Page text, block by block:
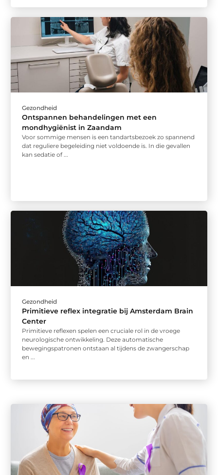
Gezondheid
Ontspannen behandelingen met een
mondhygiënist in Zaandam
Voor sommige mensen is een tandartsbezoek zo spannend
dat reguliere begeleiding niet voldoende is. In die gevallen
kan sedatie of ...
Gezondheid
Primitieve reflex integratie bij Amsterdam Brain
Center
Primitieve reflexen spelen een cruciale rol in de vroege
neurologische ontwikkeling. Deze automatische
bewegingspatronen ontstaan al tijdens de zwangerschap
en ...